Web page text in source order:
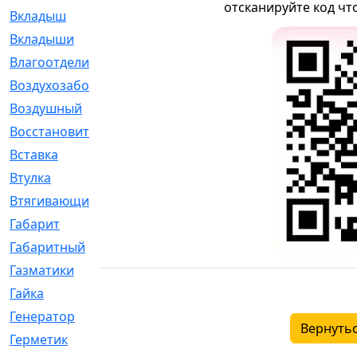
Вкладыш
Вкладыши
Влагоотделитель
Воздухозаборник
Воздушный
Восстановительный
Вставка
Втулка
Втягивающий
Габарит
Габаритный
Газматики
[117]
Гайка
Генератор
Герметик
отсканируйте код